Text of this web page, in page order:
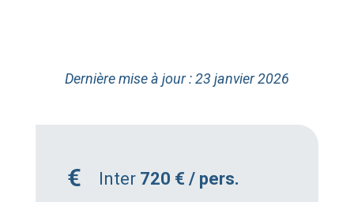
Dernière mise à jour : 23 janvier 2026
Inter 720 € / pers.